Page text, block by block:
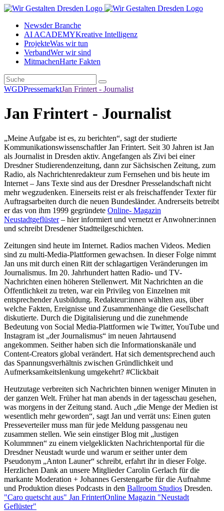
Newsder Branche
AI ACADEMYKreative Intelligenz
ProjekteWas wir tun
VerbandWer wir sind
MitmachenHarte Fakten
WGDPressemarktJan Frintert - Journalist
Jan Frintert - Journalist
„Meine Aufgabe ist es, zu berichten“, sagt der studierte
Kommunikationswissenschaftler Jan Frintert. Seit 30 Jahren ist Jan
als Journalist in Dresden aktiv. Angefangen als Zivi bei einer
Dresdner Studierendenzeitung, dann zur Sächsischen Zeitung, zum
Radio, als Nachrichtenredakteur zum Fernsehen und bis heute im
Internet – Jans Texte sind aus der Dresdner Presselandschaft nicht
mehr wegzudenken. Einerseits reist er als freischaffender Texter für
Auftragsarbeiten durch die neuen Bundesländer. Andrerseits betreibt
er das von ihm 1999 gegründete Online- Magazin
Neustadtgeflüster– hier informiert und vernetzt er Anwohner:innen
und schreibt Dresdener Stadtteilgeschichten.
Zeitungen sind heute im Internet. Radios machen Videos. Medien
sind zu multi-Media-Plattformen gewachsen. In dieser Folge nimmt
Jan uns mit durch einen Ritt der schlagartigen Veränderungen im
Journalismus. Im 20. Jahrhundert hatten Radio- und TV-
Nachrichten einen höheren Stellenwert. Mit Nachrichten an die
Öffentlichkeit zu treten, war ein Privileg von Einzelnen mit
entsprechender Ausbildung. Redakteur:innen wählten aus, über
welche Fakten, Ereignisse und Zusammenhänge die Gesellschaft
diskutierte. Durch die Digitalisierung und die zunehmende
Bedeutung von Social Media-Plattformen wie Twitter, YouTube und
Instagram ist „der Journalismus“ im neuen Jahrtausend
angekommen. Seither haben sich die Informationskanäle und
Content-Creators global verändert. Hat sich dementsprechend auch
das Spannungsverhältnis zwischen Gründlichkeit und
Aufmerksamkeitslenkung umgekehrt? #Clickbait
Heutzutage verbreiten sich Nachrichten binnen weniger Minuten in
der ganzen Welt. Früher hat man abends in der tagesschau gesehen,
was morgens in der Zeitung stand. Auch „die Menge der Medien ist
wesentlich mehr geworden“, sagt Jan und verrät uns: Einen guten
Presseverteiler muss man für jede Meldung passgenau neu
zusammen stellen. Wie sein einstiger Blog mit „lustigen
Kolummnen“ zu einem vielgeklickten Nachrichtenportal für die
Dresdner Neustadt wurde und warum er seither unter dem
Pseudonym „Anton Launer“ schreibt, erfahrt ihr in dieser Folge.
Herzlichen Dank an unsere Mitglieder Carolin Gerlach für die
markante Moderation + Johannes Gerstengarbe für die Aufnahme
und Produktion dieses Podcasts in den Ballroom Studios Dresden.
"Caro quetscht aus" Jan FrintertOnline Magazin "Neustadt
Geflüster"